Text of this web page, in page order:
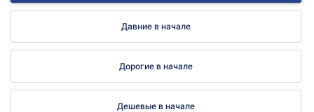
Давние в начале
Дорогие в начале
Дешевые в начале